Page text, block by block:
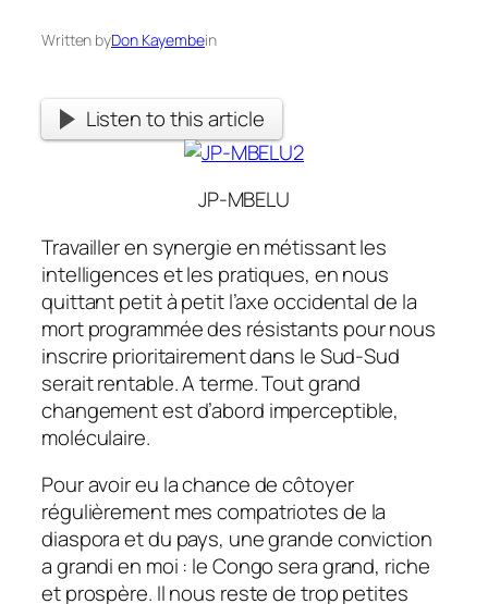
Written byDon Kayembein
Listen to this article
JP-MBELU
Travailler en synergie en métissant les
intelligences et les pratiques, en nous
quittant petit à petit l’axe occidental de la
mort programmée des résistants pour nous
inscrire prioritairement dans le Sud-Sud
serait rentable. A terme. Tout grand
changement est d’abord imperceptible,
moléculaire.
Pour avoir eu la chance de côtoyer
régulièrement mes compatriotes de la
diaspora et du pays, une grande conviction
a grandi en moi : le Congo sera grand, riche
et prospère. Il nous reste de trop petites